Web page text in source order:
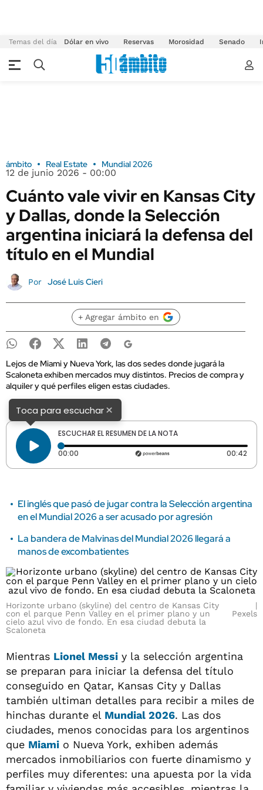
Temas del día Dólar en vivo Reservas Morosidad Senado
ámbito Real Estate Mundial 2026
12 de junio 2026 - 00:00
Cuánto vale vivir en Kansas City
y Dallas, donde la Selección
argentina iniciará la defensa del
título en el Mundial
Por José Luis Cieri
+ Agregar ámbito en
Lejos de Miami y Nueva York, las dos sedes donde jugará la
Scaloneta exhiben mercados muy distintos. Precios de compra y
alquiler y qué perfiles eligen estas ciudades.
Toca para escuchar×
ESCUCHAR EL RESUMEN DE LA NOTA
00:00 Tiempo transcurrido: 0 segundos 00:42
El inglés que pasó de jugar contra la Selección argentina
en el Mundial 2026 a ser acusado por agresión
La bandera de Malvinas del Mundial 2026 llegará a
manos de excombatientes
Horizonte urbano (skyline) del centro de Kansas City
con el parque Penn Valley en el primer plano y un
cielo azul vivo de fondo. En esa ciudad debuta la
Scaloneta
Pexels
Mientras Lionel Messi y la selección argentina
se preparan para iniciar la defensa del título
conseguido en Qatar, Kansas City y Dallas
también ultiman detalles para recibir a miles de
hinchas durante el Mundial 2026. Las dos
ciudades, menos conocidas para los argentinos
que Miami o Nueva York, exhiben además
mercados inmobiliarios con fuerte dinamismo y
perfiles muy diferentes: una apuesta por la vida